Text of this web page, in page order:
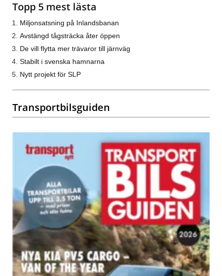
Topp 5 mest lästa
Miljonsatsning på Inlandsbanan
Avstängd tågsträcka åter öppen
De vill flytta mer trävaror till järnväg
Stabilt i svenska hamnarna
Nytt projekt för SLP
Transportbilsguiden